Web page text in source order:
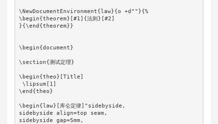
\NewDocumentEnvironment{law}{o +d""}{%
\begin{theorem}[#1]{法则}[#2]
}{\end{theorem}}
\begin{document}
\section{测试定理}
\begin{theo}[Title]
\lipsum[1]
\end{theo}
\begin{law}[库仑定律]"sidebyside,
sidebyside align=top seam,
sidebyside gap=5mm,